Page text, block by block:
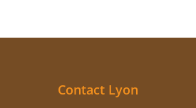
Contact Lyon